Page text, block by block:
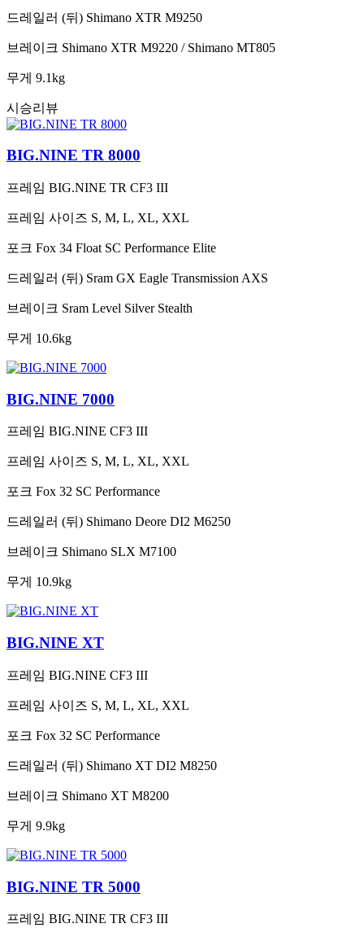
드레일러 (뒤) Shimano XTR M9250
브레이크 Shimano XTR M9220 / Shimano MT805
무게 9.1kg
시승리뷰
BIG.NINE TR 8000
프레임 BIG.NINE TR CF3 III
프레임 사이즈 S, M, L, XL, XXL
포크 Fox 34 Float SC Performance Elite
드레일러 (뒤) Sram GX Eagle Transmission AXS
브레이크 Sram Level Silver Stealth
무게 10.6kg
BIG.NINE 7000
프레임 BIG.NINE CF3 III
프레임 사이즈 S, M, L, XL, XXL
포크 Fox 32 SC Performance
드레일러 (뒤) Shimano Deore DI2 M6250
브레이크 Shimano SLX M7100
무게 10.9kg
BIG.NINE XT
프레임 BIG.NINE CF3 III
프레임 사이즈 S, M, L, XL, XXL
포크 Fox 32 SC Performance
드레일러 (뒤) Shimano XT DI2 M8250
브레이크 Shimano XT M8200
무게 9.9kg
BIG.NINE TR 5000
프레임 BIG.NINE TR CF3 III